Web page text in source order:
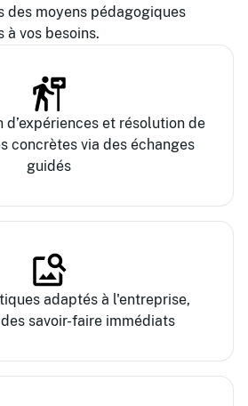
des moyens pédagogiques
à vos besoins.
d’expériences et résolution de
concrètes via des échanges
guidés
adaptés à l'entreprise,
savoir-faire immédiats